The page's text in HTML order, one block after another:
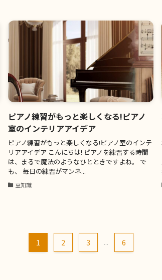
ピアノ練習がもっと楽しくなる!ピアノ
室のインテリアアイデア
ピアノ練習がもっと楽しくなる!ピアノ室のインテ
リアアイデア こんにちは! ピアノを練習する時間
は、まるで魔法のようなひとときですよね。 で
も、 毎日の練習がマンネ...
豆知識
1 2 3 ... 6